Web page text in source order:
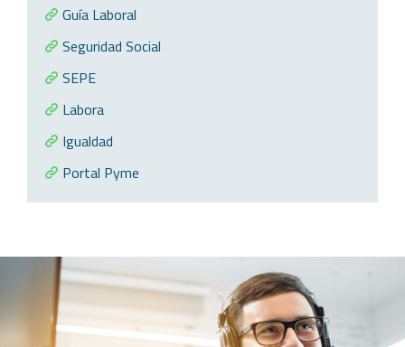
Guía Laboral
Seguridad Social
SEPE
Labora
Igualdad
Portal Pyme